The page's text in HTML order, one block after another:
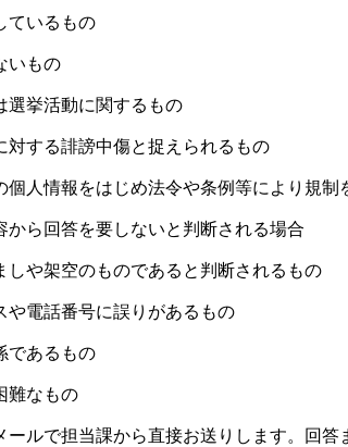
ているもの
いもの
選挙活動に関するもの
対する誹謗中傷と捉えられるもの
個人情報をはじめ法令や条例等により規制
から回答を要しないと判断される場合
しや架空のものであると判断されるもの
や電話番号に誤りがあるもの
であるもの
難なもの
ールで担当課から直接お送りします。回